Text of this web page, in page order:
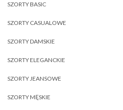
SZORTY BASIC
SZORTY CASUALOWE
SZORTY DAMSKIE
SZORTY ELEGANCKIE
SZORTY JEANSOWE
SZORTY MĘSKIE